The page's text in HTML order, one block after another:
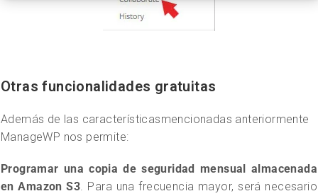
Otras funcionalidades gratuitas
Además de las característicasmencionadas anteriormente
ManageWP nos permite:
Programar una copia de seguridad mensual almacenada
en Amazon S3. Para una frecuencia mayor, será necesario